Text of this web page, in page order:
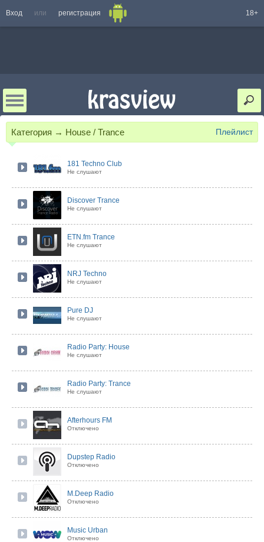
Вход или регистрация 18+
Категория → House / Trance Плейлист
181 Techno Club
Не слушают
Discover Trance
Не слушают
ETN.fm Trance
Не слушают
NRJ Techno
Не слушают
Pure DJ
Не слушают
Radio Party: House
Не слушают
Radio Party: Trance
Не слушают
Afterhours FM
Отключено
Dupstep Radio
Отключено
M.Deep Radio
Отключено
Music Urban
Отключено